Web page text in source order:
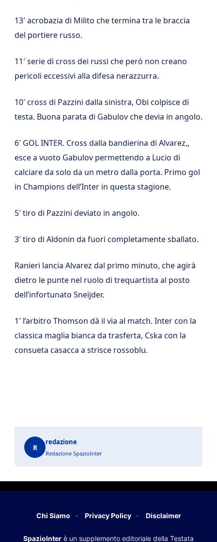
13′ acrobazia di Milito che termina tra le braccia
del portiere russo.
11′ serie di cross dei russi che però non creano
pericoli eccessivi alla difesa nerazzurra.
10′ cross di Pazzini dalla sinistra, Obi colpisce di
testa. Buona parata di Gabulov che devia in angolo.
6′ GOL INTER. Cross dalla bandierina di Alvarez,,
esce a vuoto Gabulov permettendo a Lucio di
calciare da solo da un metro dalla porta. Primo gol
in Champions dell’Inter in questa stagione.
5′ tiro di Pazzini deviato in angolo.
3′ tiro di Aldonin da fuori completamente sballato.
Ranieri lancia Alvarez dal primo minuto, che agirà
dietro le punte nel ruolo di trequartista al posto
dell’infortunato Sneijder.
1′ l’arbitro Thomson dà il via al match. Inter con la
classica maglia bianca da trasferta, Cska con la
consueta casacca a strisce rossoblu.
R
redazione
Redazione SpazioInter
Chi Siamo Privacy Policy Disclaimer
SpazioInter è un supplemento editoriale della Testata